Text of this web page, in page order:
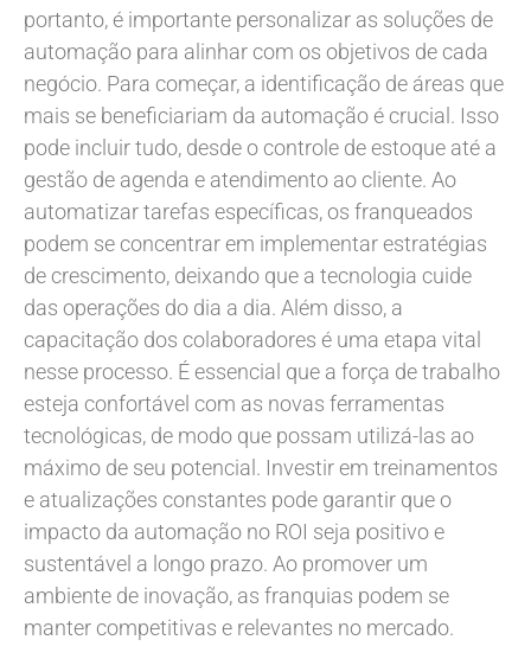
portanto, é importante personalizar as soluções de
automação para alinhar com os objetivos de cada
negócio. Para começar, a identificação de áreas que
mais se beneficiariam da automação é crucial. Isso
pode incluir tudo, desde o controle de estoque até a
gestão de agenda e atendimento ao cliente. Ao
automatizar tarefas específicas, os franqueados
podem se concentrar em implementar estratégias
de crescimento, deixando que a tecnologia cuide
das operações do dia a dia. Além disso, a
capacitação dos colaboradores é uma etapa vital
nesse processo. É essencial que a força de trabalho
esteja confortável com as novas ferramentas
tecnológicas, de modo que possam utilizá-las ao
máximo de seu potencial. Investir em treinamentos
e atualizações constantes pode garantir que o
impacto da automação no ROI seja positivo e
sustentável a longo prazo. Ao promover um
ambiente de inovação, as franquias podem se
manter competitivas e relevantes no mercado.